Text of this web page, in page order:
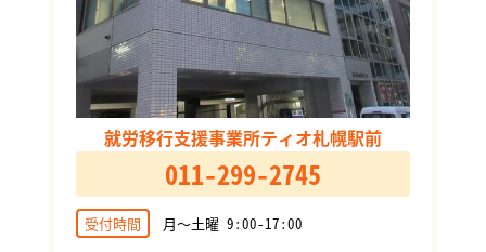
就労移行支援事業所ティオ札幌駅前
011-299-2745
受付時間 月～土曜 9:00-17:00